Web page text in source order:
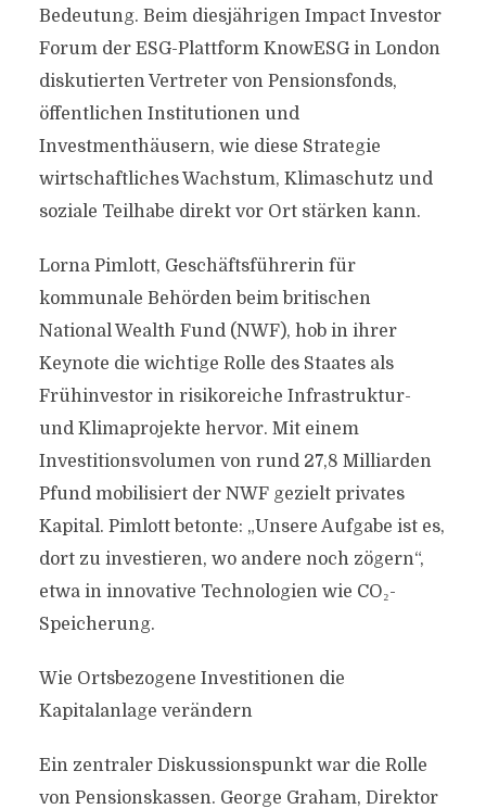
Bedeutung. Beim diesjährigen Impact Investor
Forum der ESG-Plattform KnowESG in London
diskutierten Vertreter von Pensionsfonds,
öffentlichen Institutionen und
Investmenthäusern, wie diese Strategie
wirtschaftliches Wachstum, Klimaschutz und
soziale Teilhabe direkt vor Ort stärken kann.
Lorna Pimlott, Geschäftsführerin für
kommunale Behörden beim britischen
National Wealth Fund (NWF), hob in ihrer
Keynote die wichtige Rolle des Staates als
Frühinvestor in risikoreiche Infrastruktur-
und Klimaprojekte hervor. Mit einem
Investitionsvolumen von rund 27,8 Milliarden
Pfund mobilisiert der NWF gezielt privates
Kapital. Pimlott betonte: „Unsere Aufgabe ist es,
dort zu investieren, wo andere noch zögern“,
etwa in innovative Technologien wie CO₂-
Speicherung.
Wie Ortsbezogene Investitionen die
Kapitalanlage verändern
Ein zentraler Diskussionspunkt war die Rolle
von Pensionskassen. George Graham, Direktor